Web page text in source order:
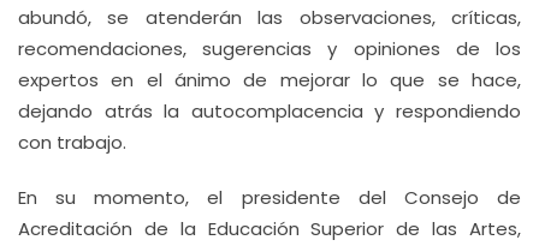
abundó, se atenderán las observaciones, críticas,
recomendaciones, sugerencias y opiniones de los
expertos en el ánimo de mejorar lo que se hace,
dejando atrás la autocomplacencia y respondiendo
con trabajo.
En su momento, el presidente del Consejo de
Acreditación de la Educación Superior de las Artes,